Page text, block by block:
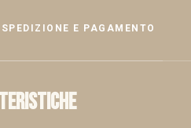
SPEDIZIONE E PAGAMENTO